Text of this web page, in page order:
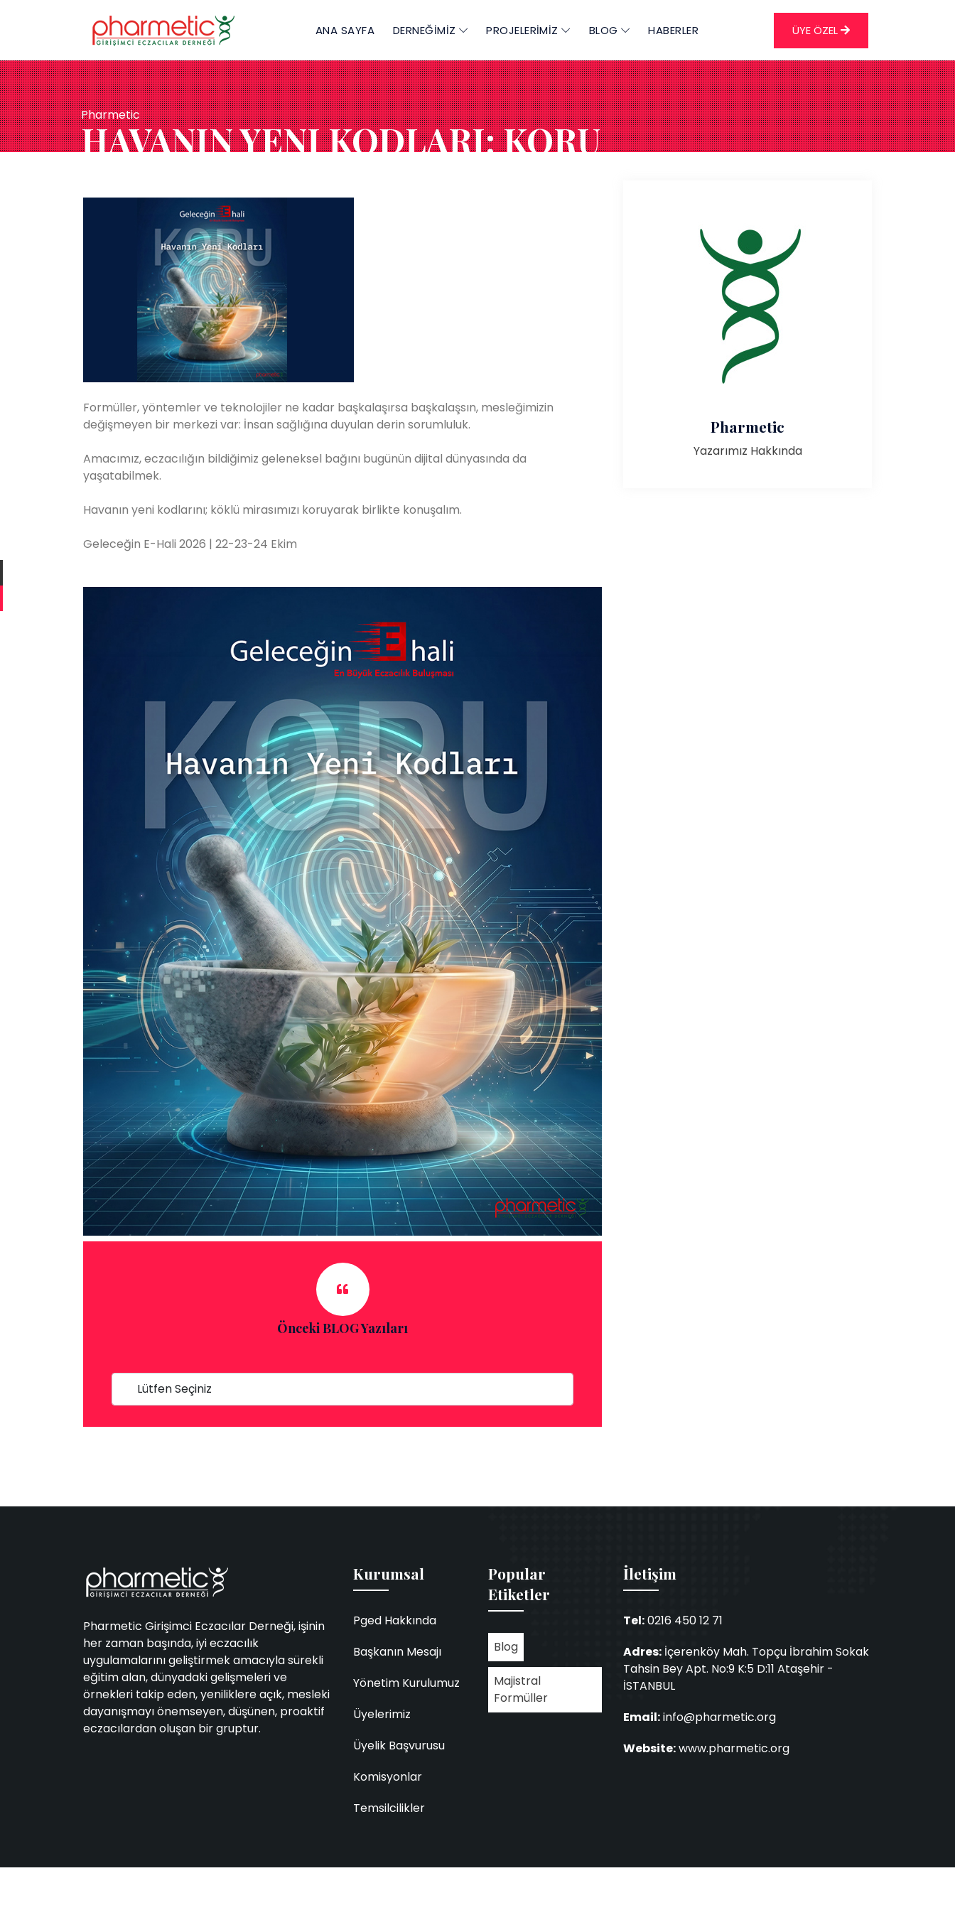
ANA SAYFA DERNEĞİMİZ PROJELERİMİZ BLOG HABERLER ÜYE ÖZEL
HAVANIN YENI KODLARI: KORU
Pharmetic
Formüller, yöntemler ve teknolojiler ne kadar başkalaşırsa başkalaşsın, mesleğimizin
değişmeyen bir merkezi var: İnsan sağlığına duyulan derin sorumluluk.
Amacımız, eczacılığın bildiğimiz geleneksel bağını bugünün dijital dünyasında da
yaşatabilmek.
Havanın yeni kodlarını; köklü mirasımızı koruyarak birlikte konuşalım.
Geleceğin E-Hali 2026 | 22-23-24 Ekim
Önceki BLOG Yazıları
Pharmetic
Yazarımız Hakkında
Pharmetic Girişimci Eczacılar Derneği, işinin
her zaman başında, iyi eczacılık
uygulamalarını geliştirmek amacıyla sürekli
eğitim alan, dünyadaki gelişmeleri ve
örnekleri takip eden, yeniliklere açık, mesleki
dayanışmayı önemseyen, düşünen, proaktif
eczacılardan oluşan bir gruptur.
Kurumsal
Pged Hakkında
Başkanın Mesajı
Yönetim Kurulumuz
Üyelerimiz
Üyelik Başvurusu
Komisyonlar
Temsilcilikler
Popular
Etiketler
Blog
Majistral
Formüller
İletişim
Tel:0216 450 12 71
Adres: İçerenköy Mah. Topçu İbrahim Sokak
Tahsin Bey Apt. No:9 K:5 D:11 Ataşehir -
İSTANBUL
Email:info@pharmetic.org
Website:www.pharmetic.org